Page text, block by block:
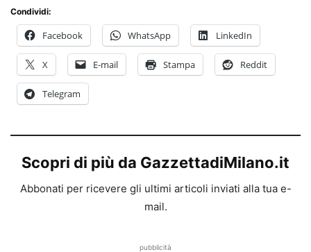
Condividi:
Facebook WhatsApp LinkedIn
X E-mail Stampa Reddit
Telegram
Scopri di più da GazzettadiMilano.it
Abbonati per ricevere gli ultimi articoli inviati alla tua e-
mail.
pubblicità